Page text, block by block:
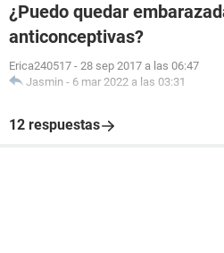
¿Puedo quedar
anticonceptivas?
Erica240517 - 28 sep 2017 a las 06:47
Jasmin - 6 mar 2022 a las 03:31
12 respuestas